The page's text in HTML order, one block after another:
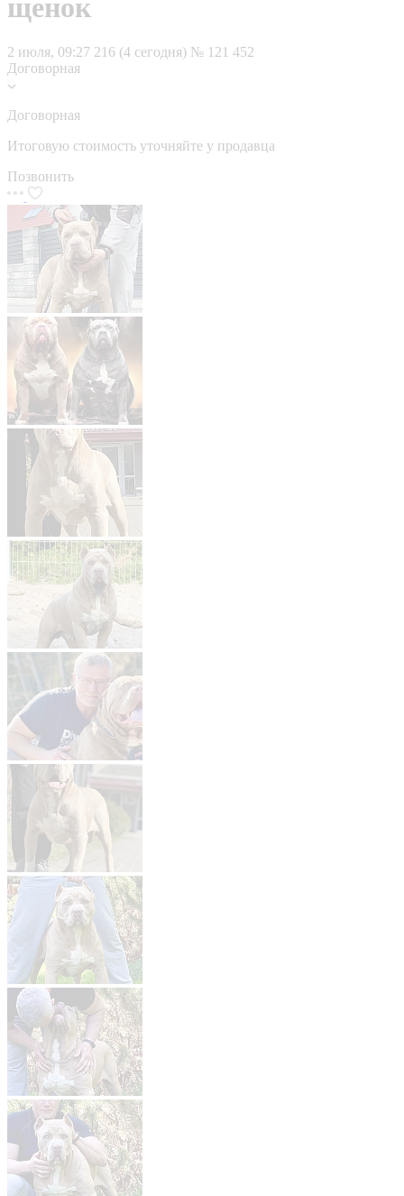
щенок
2 июля, 09:27 216 (4 сегодня) № 121 452
Договорная
Договорная
Итоговую стоимость уточняйте у продавца
Позвонить